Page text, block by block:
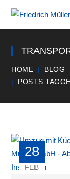
HOME
BLOG
POSTS
28
FEB